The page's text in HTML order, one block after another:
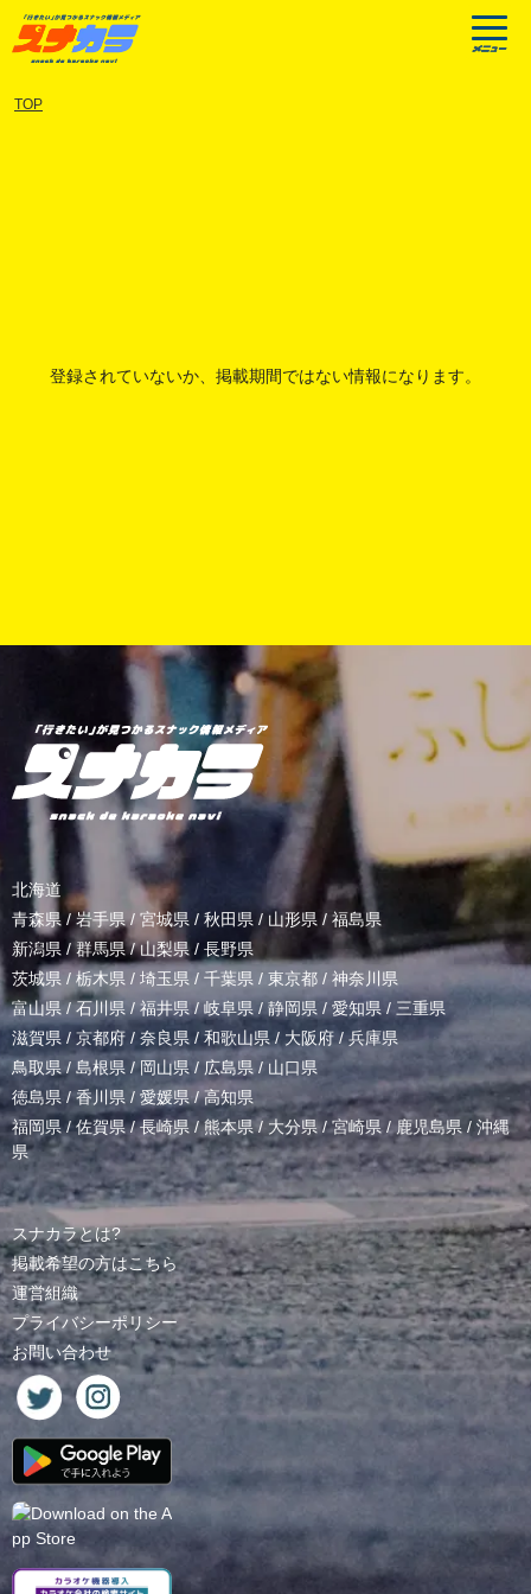
TOP
登録されていないか、掲載期間ではない情報になります。
北海道
青森県 /岩手県/ 宮城県 / 秋田県 / 山形県 / 福島県
新潟県 /群馬県/山梨県 / 長野県
茨城県 / 栃木県 / 埼玉県 / 千葉県 / 東京都 / 神奈川県
富山県 /石川県 / 福井県/岐阜県 / 静岡県 / 愛知県 / 三重県
滋賀県 / 京都府 / 奈良県 / 和歌山県 / 大阪府 /兵庫県
鳥取県 / 島根県 /岡山県/ 広島県 / 山口県
徳島県 /香川県 / 愛媛県/高知県
福岡県 / 佐賀県/長崎県 /熊本県 / 大分県/宮崎県 / 鹿児島県 / 沖縄
県
スナカラとは?
掲載希望の方はこちら
運営組織
プライバシーポリシー
お問い合わせ